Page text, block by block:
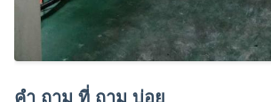
คํา ถาม ที่ ถาม บ่อย